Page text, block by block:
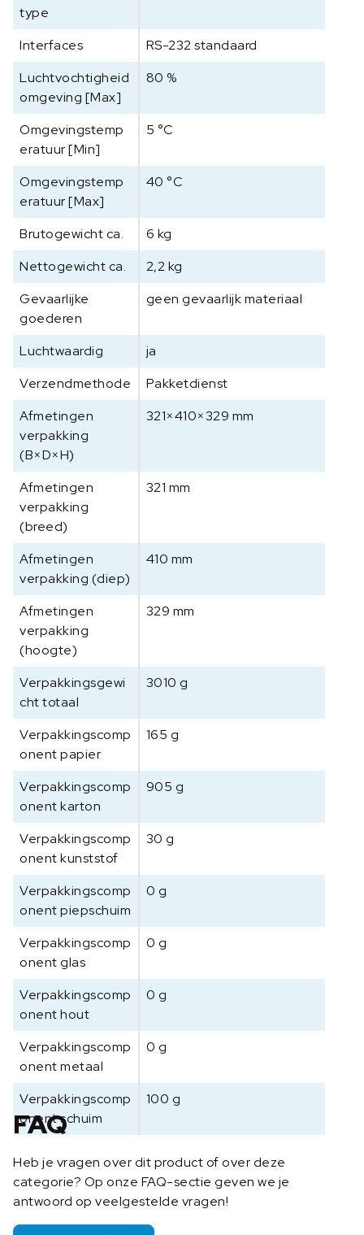
type
Interfaces
RS-232 standaard
Luchtvochtigheid
omgeving [Max]
80 %
Omgevingstemp
eratuur [Min]
5 °C
Omgevingstemp
eratuur [Max]
40 °C
Brutogewicht ca.
6 kg
Nettogewicht ca.
2,2 kg
Gevaarlijke
goederen
geen gevaarlijk materiaal
Luchtwaardig
ja
Verzendmethode
Pakketdienst
Afmetingen
verpakking
(B×D×H)
321×410×329 mm
Afmetingen
verpakking
(breed)
321 mm
Afmetingen
verpakking (diep)
410 mm
Afmetingen
verpakking
(hoogte)
329 mm
Verpakkingsgewi
cht totaal
3010 g
Verpakkingscomp
onent papier
165 g
Verpakkingscomp
onent karton
905 g
Verpakkingscomp
onent kunststof
30 g
Verpakkingscomp
onent piepschuim
0 g
Verpakkingscomp
onent glas
0 g
Verpakkingscomp
onent hout
0 g
Verpakkingscomp
onent metaal
0 g
Verpakkingscomp
onent schuim
100 g
FAQ
Heb je vragen over dit product of over deze
categorie? Op onze FAQ-sectie geven we je
antwoord op veelgestelde vragen!